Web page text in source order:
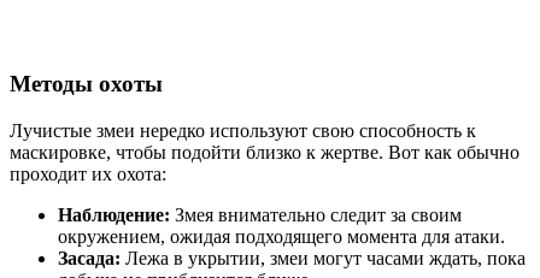
Методы охоты
Лучистые змеи нередко используют свою способность к
маскировке, чтобы подойти близко к жертве. Вот как обычно
проходит их охота:
Наблюдение: Змея внимательно следит за своим
окружением, ожидая подходящего момента для атаки.
Засада: Лежа в укрытии, змеи могут часами ждать, пока